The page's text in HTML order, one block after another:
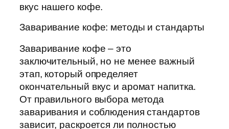
вкус нашего кофе.
Заваривание кофе: методы и стандарты
Заваривание кофе – это
заключительный, но не менее важный
этап, который определяет
окончательный вкус и аромат напитка.
От правильного выбора метода
заваривания и соблюдения стандартов
зависит, раскроется ли полностью